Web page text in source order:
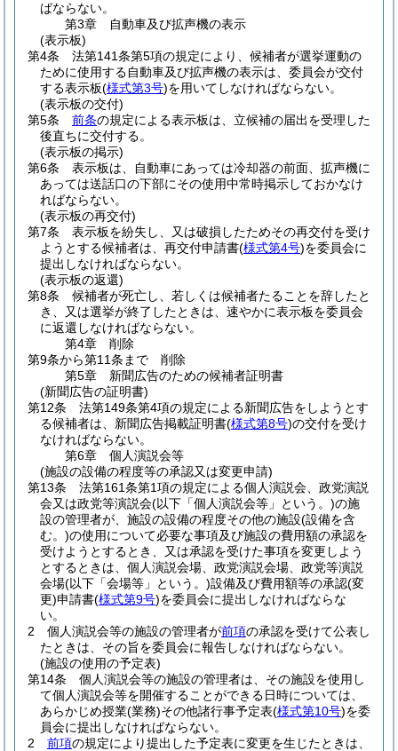
ばならない。
第3章
自動車及び拡声機の表示
(表示板)
第4条
法第141条第5項の規定により、候補者が選挙運動の
ために使用する自動車及び拡声機の表示は、委員会が交付
する表示板(様式第3号)を用いてしなければならない。
(表示板の交付)
第5条
前条の規定による表示板は、立候補の届出を受理した
後直ちに交付する。
(表示板の掲示)
第6条
表示板は、自動車にあっては冷却器の前面、拡声機に
あっては送話口の下部にその使用中常時掲示しておかなけ
ればならない。
(表示板の再交付)
第7条
表示板を紛失し、又は破損したためその再交付を受け
ようとする候補者は、再交付申請書(様式第4号)を委員会に
提出しなければならない。
(表示板の返還)
第8条
候補者が死亡し、若しくは候補者たることを辞したと
き、又は選挙が終了したときは、速やかに表示板を委員会
に返還しなければならない。
第4章
削除
第9条から第11条まで
削除
第5章
新聞広告のための候補者証明書
(新聞広告の証明書)
第12条
法第149条第4項の規定による新聞広告をしようとす
る候補者は、新聞広告掲載証明書(様式第8号)の交付を受け
なければならない。
第6章
個人演説会等
(施設の設備の程度等の承認又は変更申請)
第13条
法第161条第1項の規定による個人演説会、政党演説
会又は政党等演説会(以下「個人演説会等」という。)の施
設の管理者が、施設の設備の程度その他の施設(設備を含
む。)の使用について必要な事項及び施設の費用額の承認を
受けようとするとき、又は承認を受けた事項を変更しよう
とするときは、個人演説会場、政党演説会場、政党等演説
会場(以下「会場等」という。)設備及び費用額等の承認(変
更)申請書(様式第9号)を委員会に提出しなければならな
い。
2
個人演説会等の施設の管理者が前項の承認を受けて公表し
たときは、その旨を委員会に報告しなければならない。
(施設の使用の予定表)
第14条
個人演説会等の施設の管理者は、その施設を使用し
て個人演説会等を開催することができる日時については、
あらかじめ授業(業務)その他諸行事予定表(様式第10号)を委
員会に提出しなければならない。
2
前項の規定により提出した予定表に変更を生じたときは、